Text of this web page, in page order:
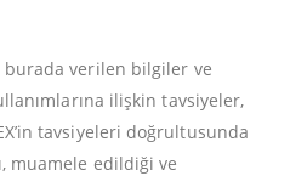
burada verilen bilgiler ve
ilişkin tavsiyeler,
tavsiyeleri doğrultusunda
muamele edildiği ve